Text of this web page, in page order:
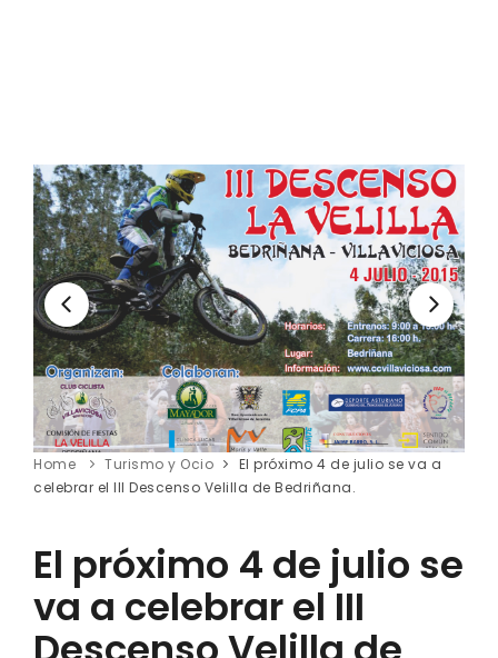
Home Turismo y Ocio
El próximo 4 de julio se va a
celebrar el III Descenso Velilla de Bedriñana.
El próximo 4 de julio se
va a celebrar el III